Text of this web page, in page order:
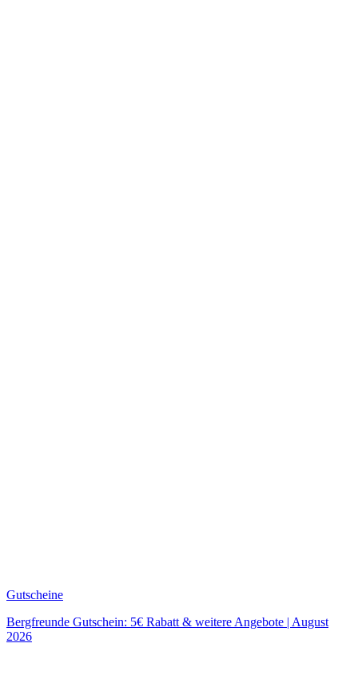
Gutscheine
Bergfreunde Gutschein: 5€ Rabatt & weitere Angebote | August
2026